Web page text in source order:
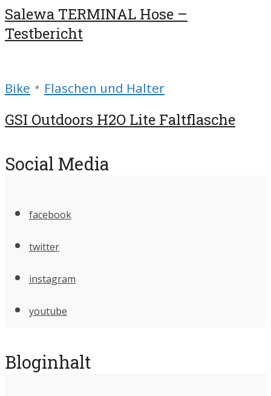
Salewa TERMINAL Hose –
Testbericht
Bike • Flaschen und Halter
GSI Outdoors H2O Lite Faltflasche
Social Media
facebook
twitter
instagram
youtube
Bloginhalt